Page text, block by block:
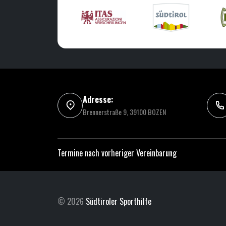
Adresse:
Brennerstraße 9, 39100 BOZEN
Termine nach vorheriger Vereinbarung
© 2026 Südtiroler Sporthilfe